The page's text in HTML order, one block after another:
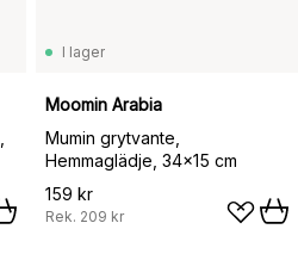
I lager
Moomin Arabia
Mumin grytvante,
Hemmaglädje, 34x15 cm
159 kr
Rek. 209 kr